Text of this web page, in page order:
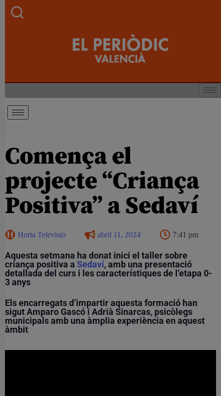
Comença el
projecte “Criança
Positiva” a Sedaví
Horta Televisió abril 11, 2024 7:41 pm
Aquesta setmana ha donat inici el taller sobre
criança positiva a Sedaví, amb una presentació
detallada del curs i les característiques de l’etapa 0-
3 anys
Els encarregats d’impartir aquesta formació han
sigut Amparo Gascó i Adrià Sinarcas, psicòlegs
municipals amb una àmplia experiència en aquest
àmbit